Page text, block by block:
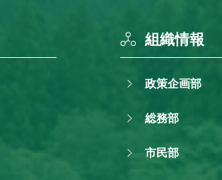
組織情報
政策企画部
総務部
市民部